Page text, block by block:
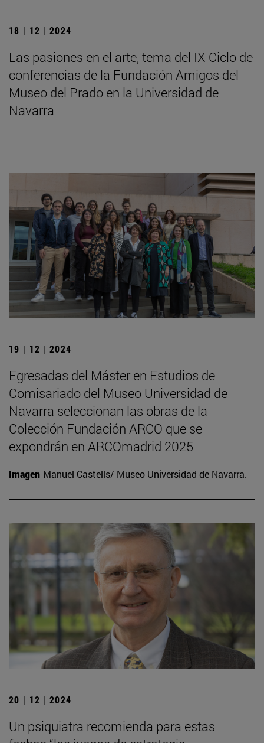
18 | 12 | 2024
Las pasiones en el arte, tema del IX Ciclo de
conferencias de la Fundación Amigos del
Museo del Prado en la Universidad de
Navarra
19 | 12 | 2024
Egresadas del Máster en Estudios de
Comisariado del Museo Universidad de
Navarra seleccionan las obras de la
Colección Fundación ARCO que se
expondrán en ARCOmadrid 2025
Imagen Manuel Castells/ Museo Universidad de Navarra.
20 | 12 | 2024
Un psiquiatra recomienda para estas